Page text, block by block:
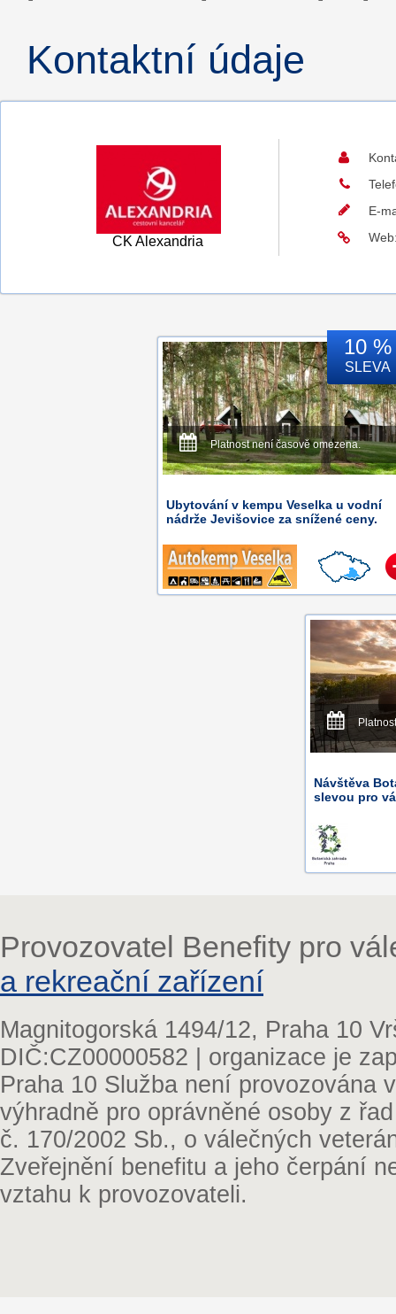
Kontaktní údaje
CK Alexandria
E-
10 %
SLEVA
Platnost není časově omezena.
Ubytování v kempu Veselka u vodní
nádrže Jevišovice za snížené ceny.
Návštěva
slevou pro
Provozovatel Benefity pro
a rekreační zařízení
Magnitogorská 1494/12, Praha 10
DIČ:CZ00000582 | organizace je
Praha 10 Služba není provozována
výhradně pro oprávněné osoby z
č. 170/2002 Sb., o válečných
Zveřejnění benefitu a jeho čerpání
vztahu k provozovateli.